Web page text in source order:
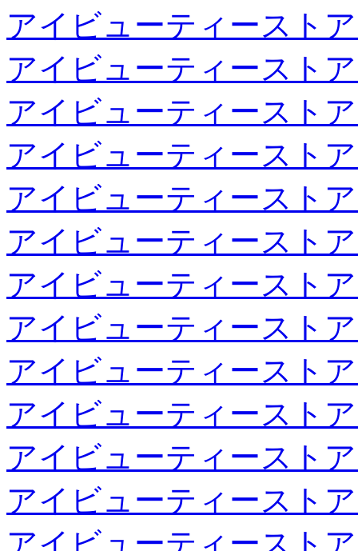
アイビューティースト
アイビューティースト
アイビューティースト
アイビューティースト
アイビューティースト
アイビューティースト
アイビューティースト
アイビューティースト
アイビューティースト
アイビューティースト
アイビューティースト
アイビューティースト
アイビューティースト